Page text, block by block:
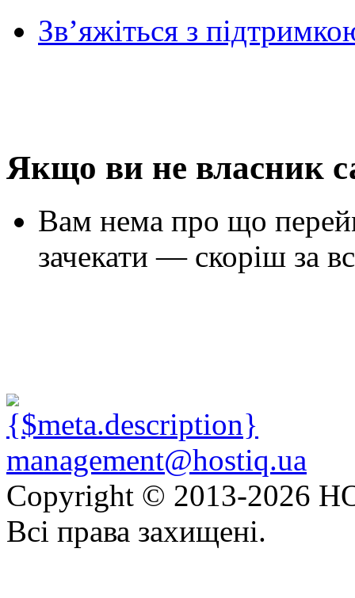
Зв’яжіться з
Якщо ви не власник
Вам нема про що
зачекати — скоріш за
management@hostiq.ua
Copyright © 2013-2026
Всі права захищені.